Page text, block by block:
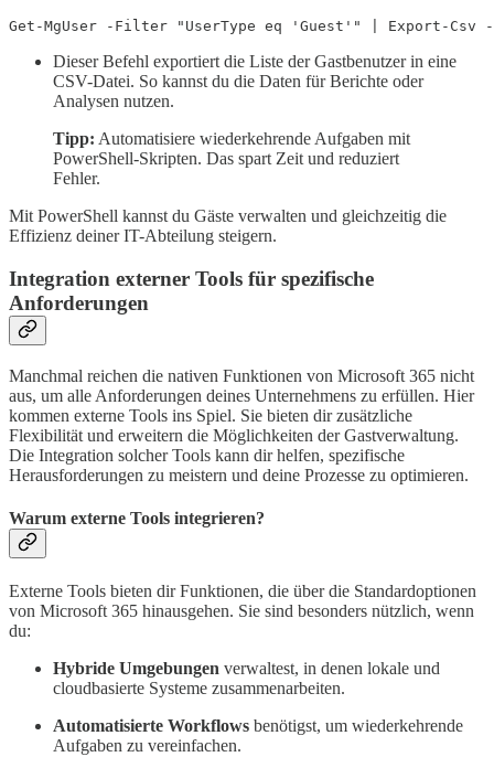
Dieser Befehl exportiert die Liste der Gastbenutzer in eine
CSV-Datei. So kannst du die Daten für Berichte oder
Analysen nutzen.
Tipp: Automatisiere wiederkehrende Aufgaben mit
PowerShell-Skripten. Das spart Zeit und reduziert
Fehler.
Mit PowerShell kannst du Gäste verwalten und gleichzeitig die
Effizienz deiner IT-Abteilung steigern.
Integration externer Tools für spezifische
Anforderungen
Manchmal reichen die nativen Funktionen von Microsoft 365 nicht
aus, um alle Anforderungen deines Unternehmens zu erfüllen. Hier
kommen externe Tools ins Spiel. Sie bieten dir zusätzliche
Flexibilität und erweitern die Möglichkeiten der Gastverwaltung.
Die Integration solcher Tools kann dir helfen, spezifische
Herausforderungen zu meistern und deine Prozesse zu optimieren.
Warum externe Tools integrieren?
Externe Tools bieten dir Funktionen, die über die Standardoptionen
von Microsoft 365 hinausgehen. Sie sind besonders nützlich, wenn
du:
Hybride Umgebungen verwaltest, in denen lokale und
cloudbasierte Systeme zusammenarbeiten.
Automatisierte Workflows benötigst, um wiederkehrende
Aufgaben zu vereinfachen.